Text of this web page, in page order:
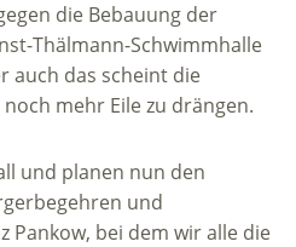
die Bebauung der
Thälmann-Schwimmhalle
auch das scheint die
mehr Eile zu drängen.
und planen nun den
und
Pankow, bei dem wir alle die